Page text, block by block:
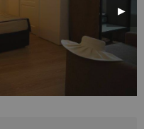
Next
Slide
▶︎